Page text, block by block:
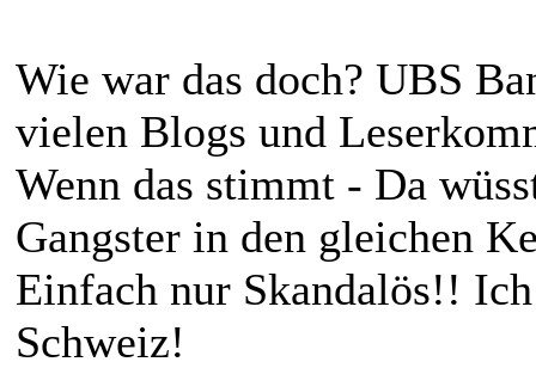
Wie war das doch? UBS
vielen Blogs und
Wenn das stimmt - Da
Gangster in den gleichen
Einfach nur Skandalös!!
Schweiz!